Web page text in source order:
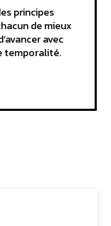
principes
de mieux
avec
temporalité.